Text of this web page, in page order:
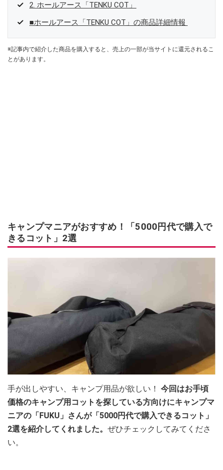
2. ホールアース「TENKU COT」
■ホールアース「TENKU COT」の商品詳細情報
※記事内で紹介した商品を購入すると、売上の一部が当サイトに還元されるこ
とがあります。
キャンプマニアがおすすめ！「5000円代で購入で
きるコット」2選
手が出しやすい、キャンプ用品が欲しい！ 今回はお手頃
価格のキャンプ用コットを探している方向けにキャンプマ
ニアの「FUKU」さんが「5000円代で購入できるコット」
2選を紹介してくれました。 ぜひチェックしてみてくださ
い。